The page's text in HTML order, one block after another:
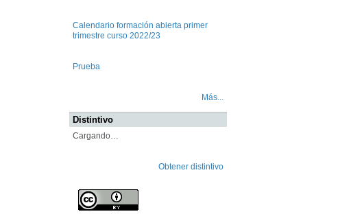
Calendario formación abierta primer
trimestre curso 2022/23
Prueba
Más...
Distintivo
Cargando…
Obtener distintivo